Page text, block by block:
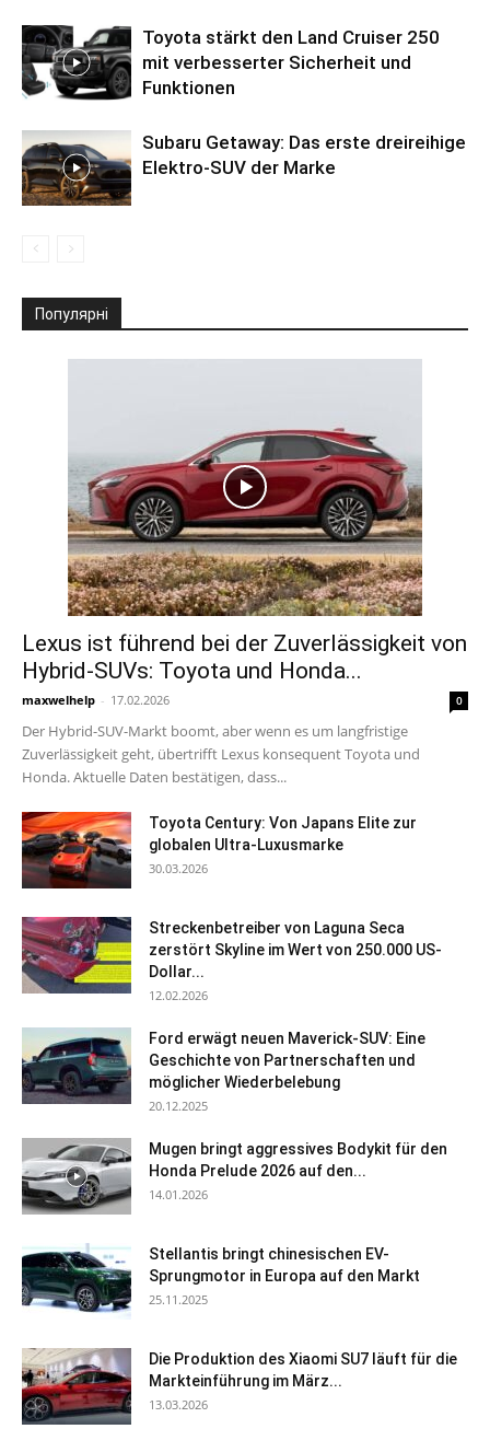
Toyota stärkt den Land Cruiser 250
mit verbesserter Sicherheit und
Funktionen
Subaru Getaway: Das erste dreireihige
Elektro-SUV der Marke
Популярні
Lexus ist führend bei der Zuverlässigkeit von
Hybrid-SUVs: Toyota und Honda...
maxwelhelp - 17.02.2026 0
Der Hybrid-SUV-Markt boomt, aber wenn es um langfristige
Zuverlässigkeit geht, übertrifft Lexus konsequent Toyota und
Honda. Aktuelle Daten bestätigen, dass...
Toyota Century: Von Japans Elite zur
globalen Ultra-Luxusmarke
30.03.2026
Streckenbetreiber von Laguna Seca
zerstört Skyline im Wert von 250.000 US-
Dollar...
12.02.2026
Ford erwägt neuen Maverick-SUV: Eine
Geschichte von Partnerschaften und
möglicher Wiederbelebung
20.12.2025
Mugen bringt aggressives Bodykit für den
Honda Prelude 2026 auf den...
14.01.2026
Stellantis bringt chinesischen EV-
Sprungmotor in Europa auf den Markt
25.11.2025
Die Produktion des Xiaomi SU7 läuft für die
Markteinführung im März...
13.03.2026